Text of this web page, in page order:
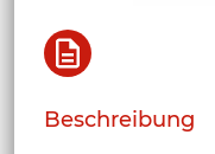
Beschreibung